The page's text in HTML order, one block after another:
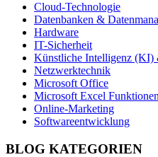
Cloud-Technologie
Datenbanken &
Hardware
IT-Sicherheit
Künstliche Intelligenz
Netzwerktechnik
Microsoft Office
Microsoft Excel Funktionen
Online-Marketing
Softwareentwicklung
BLOG KATEGORIEN